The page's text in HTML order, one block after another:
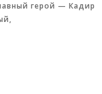
герой — Кадир